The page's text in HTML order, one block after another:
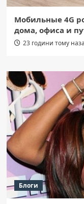
Мобильные 4G
дома, офиса и
23 години тому
Блоги